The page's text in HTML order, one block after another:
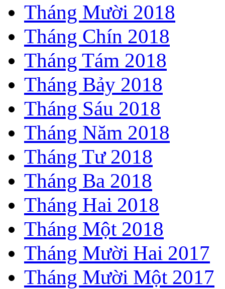
Tháng Mười 2018
Tháng Chín 2018
Tháng Tám 2018
Tháng Bảy 2018
Tháng Sáu 2018
Tháng Năm 2018
Tháng Tư 2018
Tháng Ba 2018
Tháng Hai 2018
Tháng Một 2018
Tháng Mười Hai 2017
Tháng Mười Một 2017